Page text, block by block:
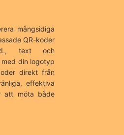
mångsidiga
QR-koder
text och
din logotyp
direkt från
effektiva
att möta både